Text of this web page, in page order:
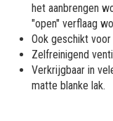
het aanbrengen
"open" verflaag
Ook geschikt
Zelfreinigend
Verkrijgbaar in
matte blanke lak.